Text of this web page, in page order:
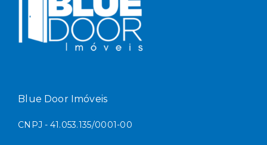
Blue Door Imóveis
CNPJ - 41.053.135/0001-00